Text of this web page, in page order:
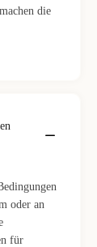
die
oder an
für